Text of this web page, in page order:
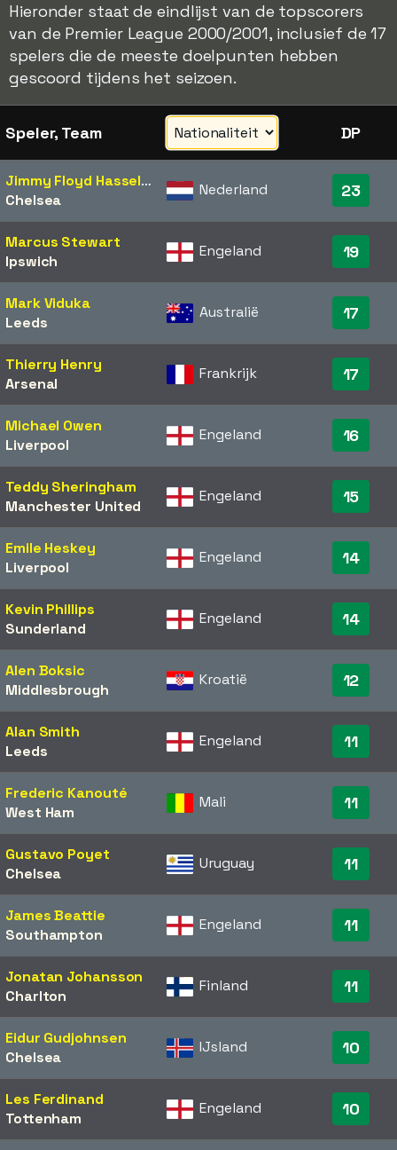
Hieronder staat de eindlijst van de topscorers
van de Premier League 2000/2001, inclusief de 17
spelers die de meeste doelpunten hebben
gescoord tijdens het seizoen.
Speler, Team DP
Jimmy Floyd Hasselbaink
Chelsea
Nederland 23
Marcus Stewart
Ipswich
Engeland 19
Mark Viduka
Leeds
Australië 17
Thierry Henry
Arsenal
Frankrijk 17
Michael Owen
Liverpool
Engeland 16
Teddy Sheringham
Manchester United
Engeland 15
Emile Heskey
Liverpool
Engeland 14
Kevin Phillips
Sunderland
Engeland 14
Alen Boksic
Middlesbrough
Kroatië 12
Alan Smith
Leeds
Engeland 11
Frederic Kanouté
West Ham
Mali 11
Gustavo Poyet
Chelsea
Uruguay 11
James Beattie
Southampton
Engeland 11
Jonatan Johansson
Charlton
Finland 11
Eidur Gudjohnsen
Chelsea
IJsland 10
Les Ferdinand
Tottenham
Engeland 10